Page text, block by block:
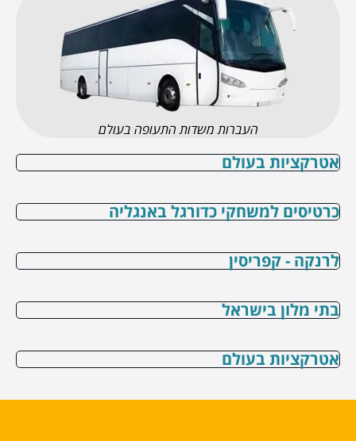
העברות משדות התעופה בעולם
אטרקציות בעולם
כרטיסים למשחקי כדורגל באנגליה
לרנקה - קפריסין
בתי מלון בישראל
אטרקציות בעולם